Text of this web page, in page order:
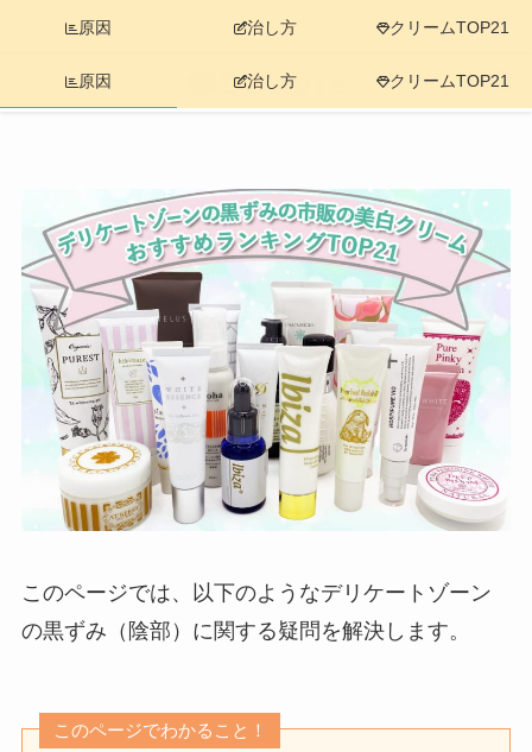
原因 治し方 クリームTOP21
原因 治し方 クリームTOP21
このページでは、以下のようなデリケートゾーン
の黒ずみ（陰部）に関する疑問を解決します。
このページでわかること！